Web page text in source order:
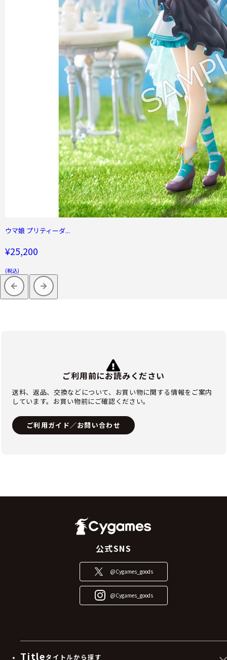
ウマ娘 プリティーダ...
¥25,200
(税込)
ご利用前にお読みください
送料、返品、交換などについて、お買い物に関する情報をご案内
しています。お買い物前にご確認ください。
ご利用ガイド／お問い合わせ
公式SNS
@Cygames_goods
@Cygames_goods
Titleタイトルから探す